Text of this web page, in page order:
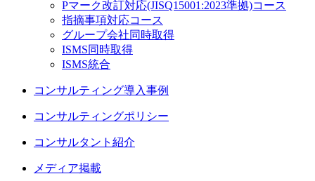
Pマーク改訂対応(JISQ15001:2023準拠)コース
指摘事項対応コース
グループ会社同時取得
ISMS同時取得
ISMS統合
コンサルティング導入事例
コンサルティングポリシー
コンサルタント紹介
メディア掲載